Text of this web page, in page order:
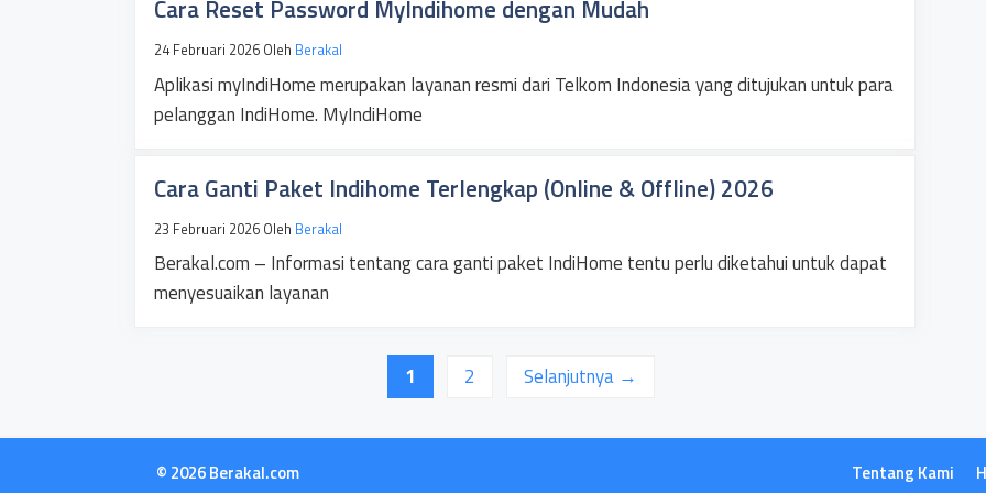
Cara Reset Password MyIndihome dengan Mudah
24 Februari 2026 Oleh Berakal
Aplikasi myIndiHome merupakan layanan resmi dari Telkom Indonesia yang ditujukan untuk para
pelanggan IndiHome. MyIndiHome
Cara Ganti Paket Indihome Terlengkap (Online & Offline) 2026
23 Februari 2026 Oleh Berakal
Berakal.com – Informasi tentang cara ganti paket IndiHome tentu perlu diketahui untuk dapat
menyesuaikan layanan
Halaman
1 Halaman
2 Selanjutnya →
Tentang Kami
© 2026 Berakal.com